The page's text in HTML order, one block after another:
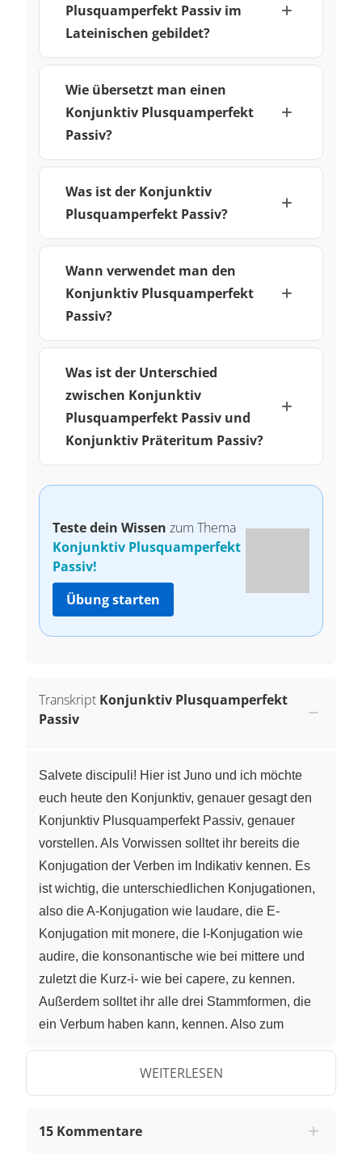
Plusquamperfekt Passiv im
Lateinischen gebildet?
Wie übersetzt man einen
Konjunktiv Plusquamperfekt
Passiv?
Was ist der Konjunktiv
Plusquamperfekt Passiv?
Wann verwendet man den
Konjunktiv Plusquamperfekt
Passiv?
Was ist der Unterschied
zwischen Konjunktiv
Plusquamperfekt Passiv und
Konjunktiv Präteritum Passiv?
Teste dein Wissen zum Thema
Konjunktiv Plusquamperfekt
Passiv!
Übung starten
Transkript Konjunktiv Plusquamperfekt
Passiv
Salvete discipuli! Hier ist Juno und ich möchte
euch heute den Konjunktiv, genauer gesagt den
Konjunktiv Plusquamperfekt Passiv, genauer
vorstellen. Als Vorwissen solltet ihr bereits die
Konjugation der Verben im Indikativ kennen. Es
ist wichtig, die unterschiedlichen Konjugationen,
also die A-Konjugation wie laudare, die E-
Konjugation mit monere, die I-Konjugation wie
audire, die konsonantische wie bei mittere und
zuletzt die Kurz-i- wie bei capere, zu kennen.
Außerdem solltet ihr alle drei Stammformen, die
ein Verbum haben kann, kennen. Also zum
laudo, die erste Person Perfekt laudavi und das
PPP laudatus, -a, -um. Ich möchte mein Video
klären: “Wie wird der Konjunktiv Plusquamperfekt
WEITERLESEN
15 Kommentare